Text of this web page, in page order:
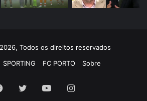
Todos os direitos reservados
SPORTING FC PORTO Sobre
Facebook
TwitterYouTubeInstagram